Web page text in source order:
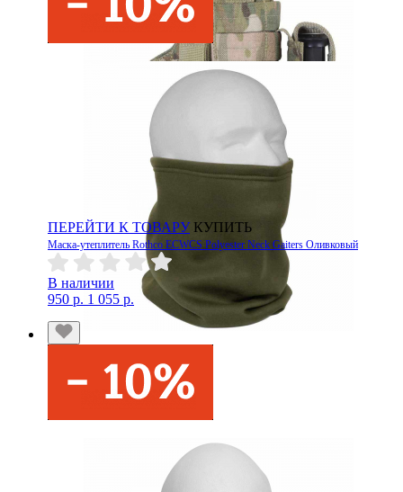
ПЕРЕЙТИ К ТОВАРУ КУПИТЬ
Маска-утеплитель Rothco ECWCS Polyester Neck Gaiters Оливковый
В наличии
950 р. 1 055 р.